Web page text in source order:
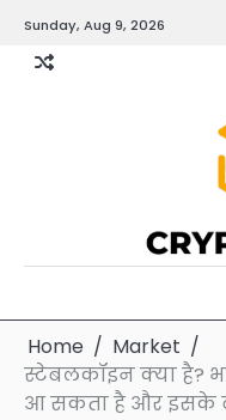
content
Sunday, Aug 9, 2026
Home
Market
स्टेबलकॉइन क्या है?
आ सकता है और इसके